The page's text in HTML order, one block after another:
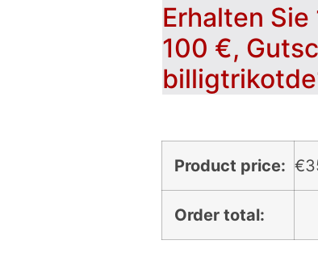
Erhalten Sie
100 €,
Product price: €
Order total: